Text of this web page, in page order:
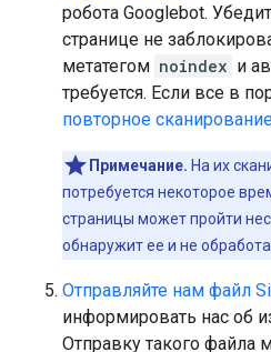
робота Googlebot.
странице не
метатегом noindex и
требуется. Если все в
повторное
Примечание. На их
потребуется некоторое
страницы может пройти
обнаружит ее и не
Отправляйте нам файл
информировать нас об
Отправку такого файла